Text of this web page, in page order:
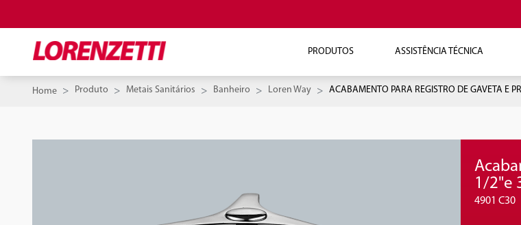
PRODUTOS ASSISTÊNCIA TÉCNICA
Home Produto Metais Sanitários Banheiro Loren Way ACABAMENTO PARA REGISTRO DE GAVETA E
1/2"e
4901 C30